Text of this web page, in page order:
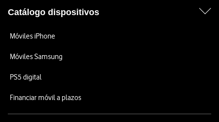
Catálogo dispositivos
Móviles iPhone
Móviles Samsung
PS5 digital
Financiar móvil a plazos